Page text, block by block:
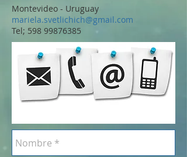
Montevideo - Uruguay
mariela.svetlichich@gmail.com
Tel; 598 99876385